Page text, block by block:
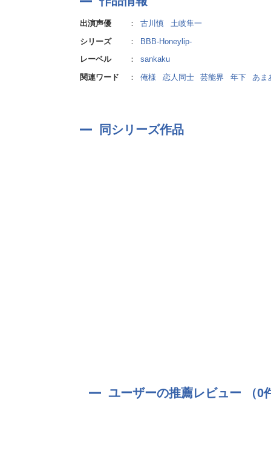
誕生日：3月28日
年齢：26歳
職業：バンドマン(ギター/コーラス)
所属バンド：kolmio(コルミオ)
出演声優 ： 古川慎
土岐隼一
シリーズ
：
BBB-Honeylip-
レーベル
：
sankaku
関連ワード
： 俺様 恋人同士 芸能界 年下 あま
同シリーズ作品
ユーザーの推薦レビュー （0